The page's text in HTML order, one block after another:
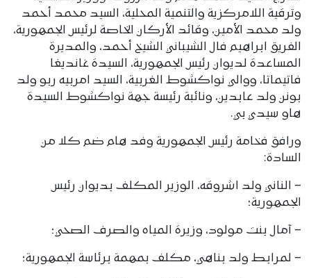
وترقية اللامركزية والتنمية المحلية، السيد محمد أحمد
ولد محمد الأمين، وقائد الأركان الخاصة لرئيس الجمهورية،
الفريق ابراهيم فال الشيباني الشيخ أحمد، والمديرة
المساعدة لديوان رئيس الجمهورية، السيدة غانديغا
فاتيماتا، ووالي نواكشوط الغربية، السيد امربيه ربو ولد
بونن ولد عابدين، ونائبة رئيسة جهة نواكشوط السيدة
هاو سيدي بي.
ورافق فخامة رئيس الجمهورية وفد هام ضم كلا من
السادة:
– الناني ولد اشروقه، الوزير المكلف بديوان رئيس
الجمهورية؛
– آمال بنت مولود، وزيرة المياه والصرف الصحي؛
– لمرابط ولد بناهي، مكلف بمهمة برئاسة الجمهورية؛